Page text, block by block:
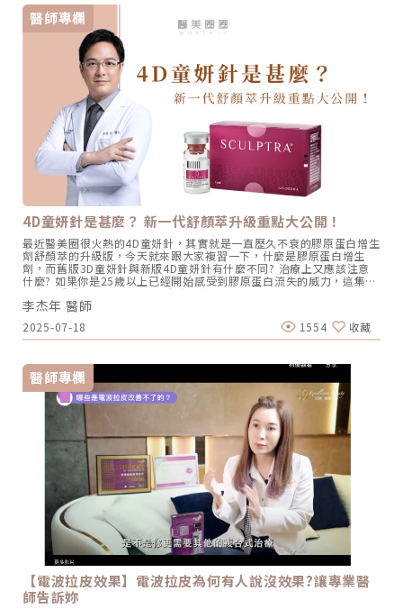
治療」的正確觀念」。在另一篇文章中，李醫師有提到「臉部衰老是多
面向的結果」，而杰膚美診所提倡的就是通過「臉部多層次抗衰」做為
所有療程規劃與建議的最高指導原則，所謂的多層次衰老，包含以下列
出的幾個面向：有些診所提供的療程建議，往往忽視了「分層治療」的
關鍵概念。李醫師在另一篇文章中提到「臉部衰老是多方面因素的結
果」，而杰膚美診所的核心理念就是根據「臉部多層次抗衰」來規劃和
建議療程。這種多層次衰老包括以下幾個方面： 骨骼/骨架：#1隨著年
紀改變的骨骼型態 肌肉層：#2長期固定表情產生的動態紋路、#3隨著
年齡造成的肌肉萎縮、代償 筋膜層：#4筋膜鬆弛並且失去緊緻度 脂肪
層：#5皮下脂肪堆積造成的肉肉臉、雙下巴 皮膚層：#6皺紋/斑點/痘
痘/痘疤其實，各層面的衰老問題一直都有相對應的解決方案。無論是
針劑、雷射光電還是電音波等儀器，在擁有正確治療觀念的醫師操作
下，都能取得不錯的效果。然而，隨著年齡造成的肌肉萎縮與代償，這
一層的問題，直到「EMFACE菲斯波」技術問世，才真正實現了對臉部
衰老的全面解決。適用於大多數人群的EMFACE 4D抗老治療計畫過去，
我們可以把靜態美的醫學美容療程想像成一個只有X軸和Y軸的2D平面
圖。利用玻尿酸、肉毒桿菌、雷射光療和電音波等療程，這個平面被打
造成了非常完美的樣貌。然而，隨著「EMFACE菲斯波」技術的誕生，
我們不再只停留在2D平面，而是引入了Z軸，將其轉變為360度無死角
的3D動態美。這不僅突破了靜態照片的限制，也讓動態影像中的容貌呈
現得更加完美。（Emface 菲斯波讓你從2D變成3D美女｜影音創作者
必備療程）但人們會隨著時間流失膠原蛋白，因此在杰膚美診所，我們
的追求不僅僅是讓你成為3D美女。我們更進一步，將時間因素納入考
量，透過Sculptra舒顏萃（又名4D童顏針、4D童妍針）持續刺激膠原
蛋白增生，幫助愛美的顧客逆轉歲月，真正實現4D的立體美。圖為李醫
師擔任高德美原廠講Sculptra舒顏萃講師照片 / 圖片提供 杰膚美診所
《點擊看完整文章介紹》
醫師專欄
4D童妍針是甚麼？ 新一代舒顏萃升級重點大公開！
最近醫美圈很火熱的4D童妍針，其實就是一直歷久不衰的膠原蛋白增生
劑舒顏萃的升級版，今天就來跟大家複習一下，什麼是膠原蛋白增生
劑，而舊版3D童妍針與新版4D童妍針有什麼不同? 治療上又應該注意
什麼? 如果你是25歲以上已經開始感受到膠原蛋白流失的威力，這集你
一定要看重點摘要：0:47 3D舒顏萃與4D童妍針作用機轉是什麼？
01:25 舒顏萃特色是什麼？03:04 4D童妍針升級重點LINE官方帳號一
對一咨詢👉https://reurl.cc/x3EQZN歡迎訂閱我的頻道👉
https://reurl.cc/nY51k8關注杰膚美診所FB👉
https://reurl.cc/XQljva杰膚美診所官網👉https://jfmskin.com/關注
市中山區復興北路50號2樓電話：02-8772-6625
李杰年 醫師
2025-07-18 1554 收藏
醫師專欄
【電波拉皮效果】電波拉皮為何有人說沒效果?讓專業醫
師告訴妳